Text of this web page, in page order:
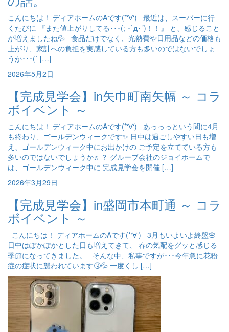
こんにちは！ ディアホームのAです(*‘∀‘) 最近は、スーパーに行
くたびに 『また値上がりしてる･･･(; ･`д･´)！！』 と、感じること
が増えましたね💦 食品だけでなく、光熱費や日用品などの価格も
上がり、家計への負担を実感している方も多いのではないでしょ
うか･･･(´ […]
2026年5月2日
【完成見学会】in矢巾町南矢幅 ～ コラ
ボイベント ～
こんにちは！ ディアホームのAです(*‘∀‘) あっっっという間に4月
も終わり、ゴールデンウィークです✨ 日中は過ごしやすい日も増
え、ゴールデンウィーク中にお出かけの ご予定を立てている方も
多いのではないでしょうか♬？ グループ会社のジョイホームで
は、ゴールデンウィーク中に 完成見学会を開催 […]
2026年3月29日
【完成見学会】in盛岡市本町通 ～ コラ
ボイベント ～
こんにちは！ ディアホームのAです(*‘∀‘) 3月もいよいよ終盤🌸
日中はぽかぽかとした日も増えてきて、 春の気配をグッと感じる
季節になってきました。 そんな中、私事ですが･･･今年急に花粉
症の症状に襲われています🤧💦 一度くし […]